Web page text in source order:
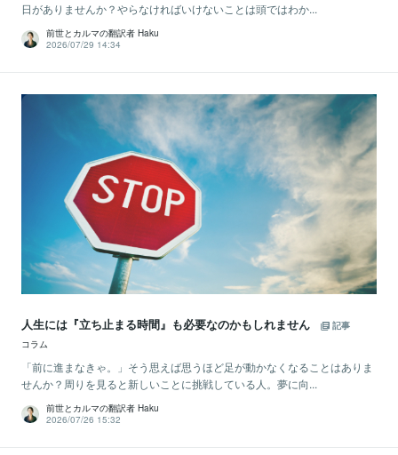
日がありませんか？やらなければいけないことは頭ではわか...
前世とカルマの翻訳者 Haku
2026/07/29 14:34
人生には『立ち止まる時間』も必要なのかもしれません
記事
コラム
「前に進まなきゃ。」そう思えば思うほど足が動かなくなることはありま
せんか？周りを見ると新しいことに挑戦している人。夢に向...
前世とカルマの翻訳者 Haku
2026/07/26 15:32